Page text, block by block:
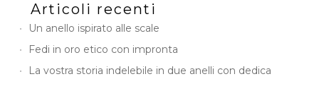
g
n
Articoli recenti
Un anello ispirato alle scale
Fedi in oro etico con impronta
La vostra storia indelebile in due anelli con dedica